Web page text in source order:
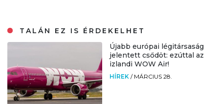
TALÁN EZ IS ÉRDEKELHET
Újabb európai légitársaság
jelentett csődöt: ezúttal az
izlandi WOW Air!
HÍREK / MÁRCIUS 28.